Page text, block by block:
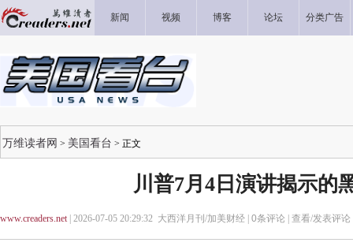
新闻 视频 博客 论坛 分类广告
万维读者网 > 美国看台 > 正文
川普7月4日演讲揭示的
www.creaders.net| 2026-07-05 20:29:32 大西洋月刊/加美财经 | 0条评论 | 查看/发表评论